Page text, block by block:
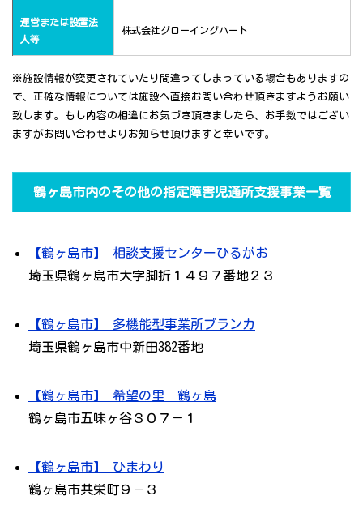
運営または設置法
人等
株式会社グローイングハート
※施設情報が変更されていたり間違ってしまっている場合もありますの
で、正確な情報については施設へ直接お問い合わせ頂きますようお願い
致します。もし内容の相違にお気づき頂きましたら、お手数ではござい
ますがお問い合わせよりお知らせ頂けますと幸いです。
鶴ヶ島市内のその他の指定障害児通所支援事業一覧
【鶴ヶ島市】 相談支援センターひるがお
埼玉県鶴ヶ島市大字脚折１４９７番地２３
【鶴ヶ島市】 多機能型事業所ブランカ
埼玉県鶴ヶ島市中新田382番地
【鶴ヶ島市】 希望の里 鶴ヶ島
鶴ヶ島市五味ヶ谷３０７－１
【鶴ヶ島市】 ひまわり
鶴ヶ島市共栄町９－３